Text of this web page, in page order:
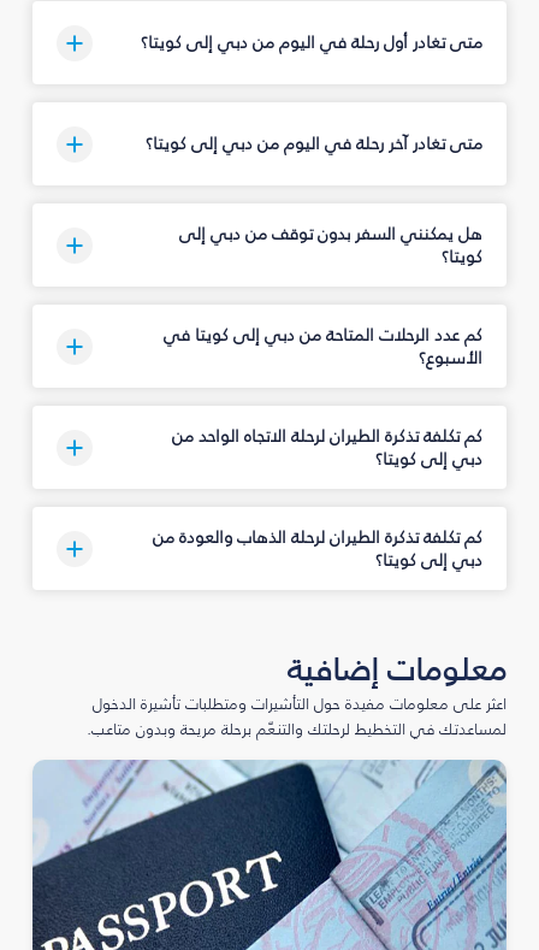
متى تغادر أول رحلة في اليوم من دبي إلى كويتا؟
متى تغادر آخر رحلة في اليوم من دبي إلى كويتا؟
هل يمكنني السفر بدون توقف من دبي إلى
كويتا؟
كم عدد الرحلات المتاحة من دبي إلى كويتا في
الأسبوع؟
كم تكلفة تذكرة الطيران لرحلة الاتجاه الواحد من
دبي إلى كويتا؟
كم تكلفة تذكرة الطيران لرحلة الذهاب والعودة من
دبي إلى كويتا؟
معلومات إضافية
اعثر على معلومات مفيدة حول التأشيرات ومتطلبات تأشيرة الدخول
لمساعدتك في التخطيط لرحلتك والتنعّم برحلة مريحة وبدون متاعب.